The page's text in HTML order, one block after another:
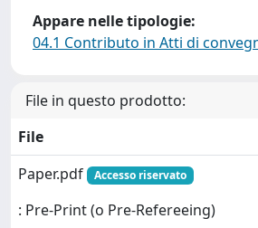
Appare nelle tipologie:
04.1 Contributo in Atti di
File in questo prodotto:
File
Paper.pdf
Accesso riservato
: Pre-Print (o Pre-Refereeing)